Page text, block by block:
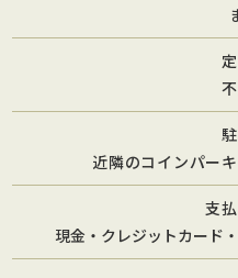
近隣のコインパー
支
現金・クレジットカード